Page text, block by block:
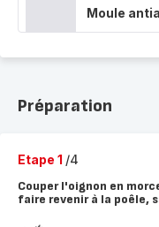
Moule
Préparation
Etape 1 /4
Couper l'oignon en
faire revenir à la poêle,